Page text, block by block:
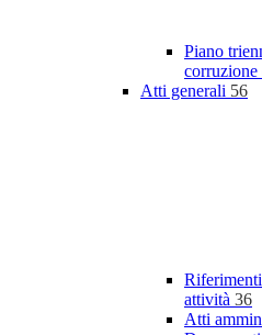
Piano
corruzione
Atti generali 56
attività 36
Atti